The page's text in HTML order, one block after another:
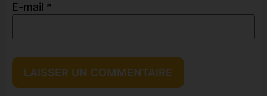
E-mail *